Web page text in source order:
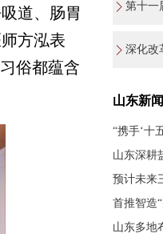
道、肠胃
方泓表
俗都蕴含
第十一
深化改
山东新闻
山东深耕
首推智造
山东多地